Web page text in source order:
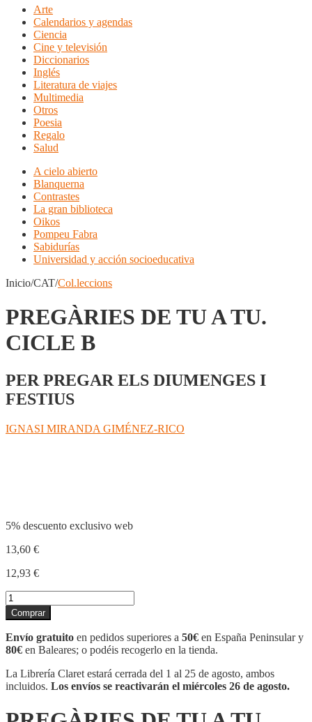
Arte
Calendarios y agendas
Ciencia
Cine y televisión
Diccionarios
Inglés
Literatura de viajes
Multimedia
Otros
Poesia
Regalo
Salud
A cielo abierto
Blanquerna
Contrastes
La gran biblioteca
Oikos
Pompeu Fabra
Sabidurías
Universidad y acción socioeducativa
Inicio/CAT/Col.leccions
PREGÀRIES DE TU A TU.
CICLE B
PER PREGAR ELS DIUMENGES I
FESTIUS
IGNASI MIRANDA GIMÉNEZ-RICO
5% descuento exclusivo web
13,60 €
12,93 €
PREGÀRIES
DE
TU
A
TU.
B
cantidad
Comprar
Envío gratuito en pedidos superiores a 50€ en España Peninsular y
80€ en Baleares; o podéis recogerlo en la tienda.
La Librería Claret estará cerrada del 1 al 25 de agosto, ambos
incluidos. Los envíos se reactivarán el miércoles 26 de agosto.